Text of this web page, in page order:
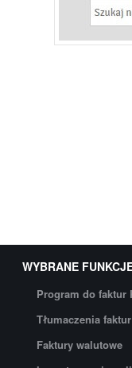
WYBRANE
Program do faktur
Tłumaczenia faktur
Faktury walutowe